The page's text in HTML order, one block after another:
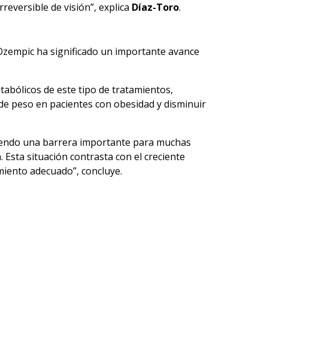
de visión”, explica Díaz-Toro.
ha significado un importante avance
de este tipo de tratamientos,
peso en pacientes con obesidad y disminuir
una barrera importante para muchas
situación contrasta con el creciente
adecuado”, concluye.